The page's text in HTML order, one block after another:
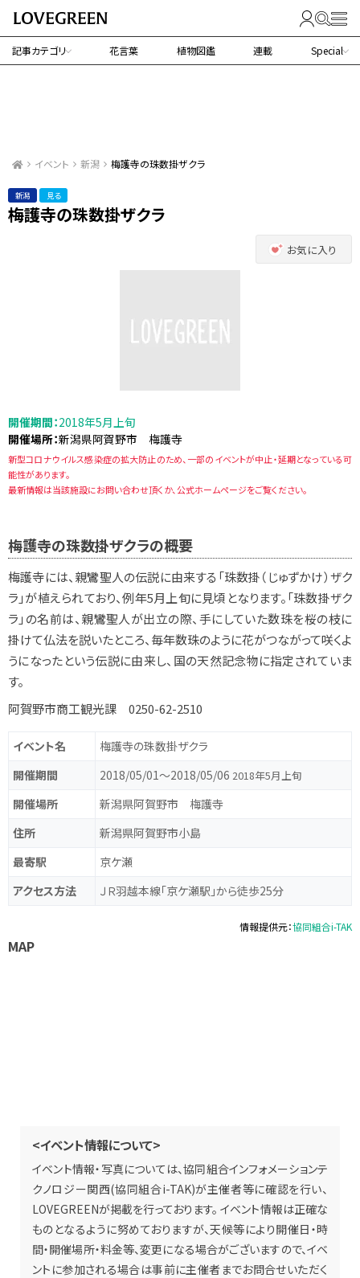
記事カテゴリ 花言葉 植物図鑑 連載 Special
イベント 新潟 梅護寺の珠数掛ザクラ
新潟 見る
梅護寺の珠数掛ザクラ
お気に入り
開催期間：2018年5月上旬
開催場所：新潟県阿賀野市 梅護寺
新型コロナウイルス感染症の拡大防止のため、一部のイベントが中止・延期となっている可
能性があります。
最新情報は当該施設にお問い合わせ頂くか、公式ホームページをご覧ください。
梅護寺の珠数掛ザクラの概要
梅護寺には、親鸞聖人の伝説に由来する「珠数掛（じゅずかけ）ザク
ラ」が植えられており、例年5月上旬に見頃となります。「珠数掛ザク
ラ」の名前は、親鸞聖人が出立の際、手にしていた数珠を桜の枝に
掛けて仏法を説いたところ、毎年数珠のように花がつながって咲くよ
うになったという伝説に由来し、国の天然記念物に指定されていま
す。
阿賀野市商工観光課 0250-62-2510
イベント名
梅護寺の珠数掛ザクラ
開催期間
2018/05/01〜2018/05/06 2018年5月上旬
開催場所
新潟県阿賀野市 梅護寺
住所
新潟県阿賀野市小島
最寄駅
京ケ瀬
アクセス方法
ＪＲ羽越本線「京ケ瀬駅」から徒歩25分
情報提供元：協同組合i-TAK
MAP
<イベント情報について>
イベント情報・写真については、協同組合インフォメーションテ
クノロジー関西(協同組合i-TAK)が主催者等に確認を行い、
LOVEGREENが掲載を行っております。 イベント情報は正確な
ものとなるように努めておりますが、天候等により開催日・時
間・開催場所・料金等、変更になる場合がございますので、イベ
ントに参加される場合は事前に主催者までお問合せいただく